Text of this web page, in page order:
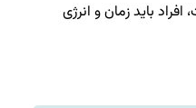
باید زمان و انرژی